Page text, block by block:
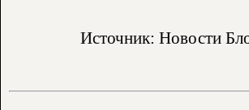
Источник: Новости